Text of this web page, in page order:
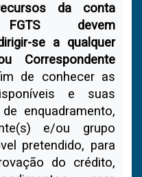
da conta
devem
se a qualquer
Correspondente
de conhecer as
e suas
enquadramento,
e/ou grupo
pretendido, para
do crédito,